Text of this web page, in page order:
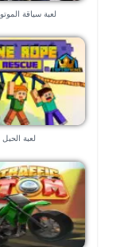
لعبة سياقة الموتو ٢٠٢٢
لعبة الحبل